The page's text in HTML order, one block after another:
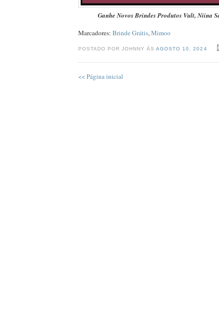
Ganhe Novos Brindes Produtos Vult, Niina
Marcadores: Brinde Grátis,Mimoo
POSTADO POR JOHNNY ÀSAGOSTO 10, 2024
<< Página inicial